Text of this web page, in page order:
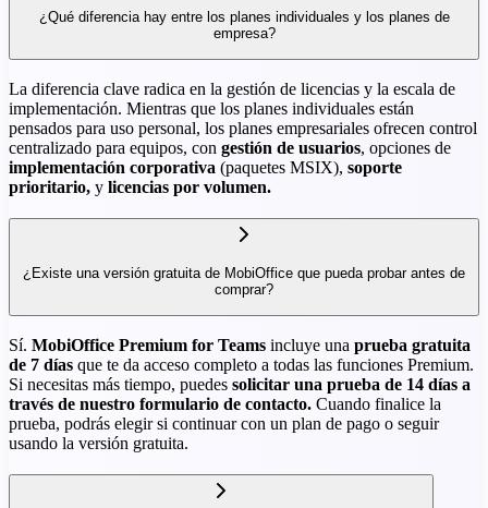
¿Qué diferencia hay entre los planes individuales y los planes de
empresa?
La diferencia clave radica en la gestión de licencias y la escala de
implementación. Mientras que los planes individuales están
pensados para uso personal, los planes empresariales ofrecen control
centralizado para equipos, con gestión de usuarios, opciones de
implementación corporativa (paquetes MSIX), soporte
prioritario, y licencias por volumen.
¿Existe una versión gratuita de MobiOffice que pueda probar antes de
comprar?
Sí. MobiOffice Premium for Teams incluye una prueba gratuita
de 7 días que te da acceso completo a todas las funciones Premium.
Si necesitas más tiempo, puedes solicitar una prueba de 14 días a
través de nuestro formulario de contacto. Cuando finalice la
prueba, podrás elegir si continuar con un plan de pago o seguir
usando la versión gratuita.